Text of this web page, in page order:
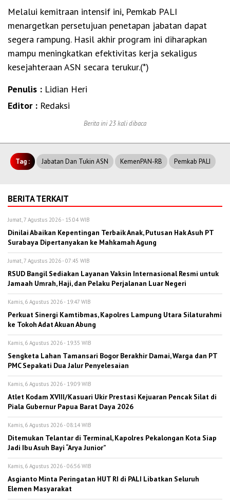
Melalui kemitraan intensif ini, Pemkab PALI
menargetkan persetujuan penetapan jabatan dapat
segera rampung. Hasil akhir program ini diharapkan
mampu meningkatkan efektivitas kerja sekaligus
kesejahteraan ASN secara terukur.(*)
Penulis : Lidian Heri
Editor : Redaksi
Berita ini 23 kali dibaca
Tag : Jabatan Dan Tukin ASN KemenPAN-RB Pemkab PALI
BERITA TERKAIT
Jumat, 7 Agustus 2026 - 15:04 WIB
Dinilai Abaikan Kepentingan Terbaik Anak, Putusan Hak Asuh PT
Surabaya Dipertanyakan ke Mahkamah Agung
Jumat, 7 Agustus 2026 - 07:45 WIB
RSUD Bangil Sediakan Layanan Vaksin Internasional Resmi untuk
Jamaah Umrah, Haji, dan Pelaku Perjalanan Luar Negeri
Kamis, 6 Agustus 2026 - 19:47 WIB
Perkuat Sinergi Kamtibmas, Kapolres Lampung Utara Silaturahmi
ke Tokoh Adat Akuan Abung
Kamis, 6 Agustus 2026 - 19:35 WIB
Sengketa Lahan Tamansari Bogor Berakhir Damai, Warga dan PT
PMC Sepakati Dua Jalur Penyelesaian
Kamis, 6 Agustus 2026 - 19:09 WIB
Atlet Kodam XVIII/Kasuari Ukir Prestasi Kejuaran Pencak Silat di
Piala Gubernur Papua Barat Daya 2026
Kamis, 6 Agustus 2026 - 08:14 WIB
Ditemukan Telantar di Terminal, Kapolres Pekalongan Kota Siap
Jadi Ibu Asuh Bayi “Arya Junior”
Kamis, 6 Agustus 2026 - 06:56 WIB
Asgianto Minta Peringatan HUT RI di PALI Libatkan Seluruh
Elemen Masyarakat